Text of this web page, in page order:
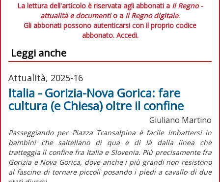
La lettura dell'articolo è riservata agli abbonati a Il Regno -
attualità e documentio a Il Regno digitale.
Gli abbonati possono autenticarsi con il proprio codice
abbonato. Accedi.
Leggi anche
Attualità, 2025-16
Italia - Gorizia-Nova Gorica: fare
cultura (e Chiesa) oltre il confine
Giuliano Martino
Passeggiando per Piazza Transalpina è facile imbattersi in
bambini che saltellano di qua e di là dalla linea che
tratteggia il confine fra Italia e Slovenia. Più precisamente fra
Gorizia e Nova Gorica, dove anche i più grandi non resistono
al fascino di tornare piccoli posando i piedi a cavallo di due